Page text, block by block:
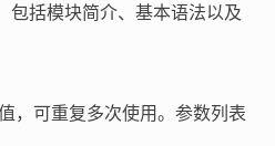
包括模块简介、基本语法以及
，可重复多次使用。参数列表